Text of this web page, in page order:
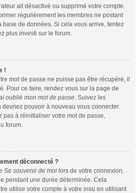
ait désactivé ou supprimé votre compte.
régulièrement les membres ne postant
de données. Si cela vous arrive, tentez
plus investi sur le forum.
!
mot de passe ne puisse pas être récupéré, il
Pour ce faire, rendez vous sur la page de
oublié mon mot de passe. Suivez les
pouvoir à nouveau vous connecter.
pas à réinitialiser votre mot de passe,
forum.
déconnecté ?
Se souvenir de moi lors de votre connexion,
pendant une durée déterminée. Cela
utilise votre compte à votre insu en utilisant